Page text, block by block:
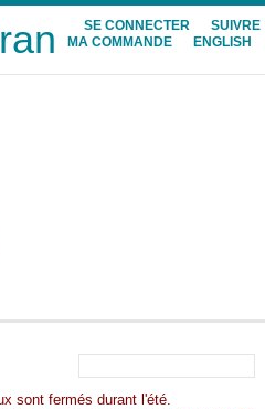
SE CONNECTER
SUIVRE
MA COMMANDE
ENGLISH
sont fermés durant l'été.